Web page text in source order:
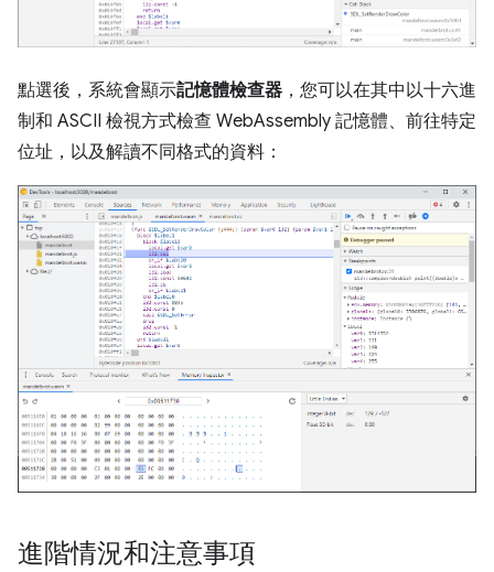
點選後，系統會顯示記憶體檢查器 ，您可以在其中以十六進
制和 ASCII 檢視方式檢查 WebAssembly 記憶體、前往特定
位址，以及解讀不同格式的資料：
進階情況和注意事項